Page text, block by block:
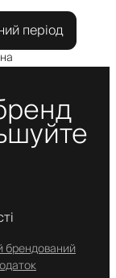
період
брендований